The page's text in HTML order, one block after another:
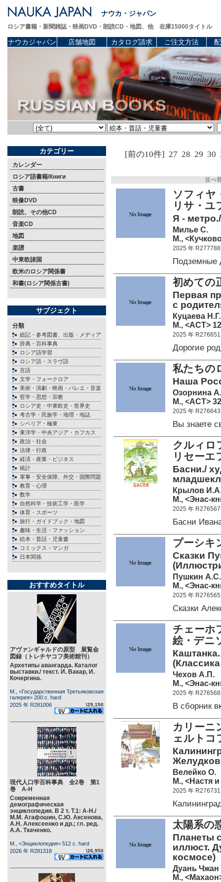
ナウカ・ジャパン
ロシア書籍・新聞雑誌・映画DVD・朗読CD・地図、他 在庫15000タイトル
ナウカジャパン 店舗地図 カタログ請求 ご注文方法
カテゴリー
カレンダー
ロシア語書籍/Книги
古書
映像DVD
朗読、その他CD
音楽CD
地図
楽譜
中東欧諸国
欧米のロシア関係書
和書(ロシア関係古書)
サブジェクト
分類
総記・参考図書、出版・メディア
辞典・百科事典
ロシア語学習
ロシア語・スラヴ語
言語
文学・フォークロア
美術・演劇・映画・バレエ・音楽
哲学・思想・宗教
ロシア史・中東欧史・世界史
考古学・民族学・地理・地誌
シベリア・極東
東洋学・中央アジア・カフカス
政治・社会
法律・行政
経済・産業・ビジネス
統計
軍事・安全保障、外交・国際問題
教育・心理
数学
自然科学・技術工学・医学
体育・スポーツ
旅行・ガイドブック・地図
趣味・生活・ファッション
絵本・昔話・児童書
コミックス・マンガ
日本関係
おすすめタイトル
アヴァンギャルドの原型 展覧会
図録（トレチヤコフ美術館刊）
Архетипы авангарда. Каталог
выставки./ текст. И. Вакар, И.
Кочергина.
М., <Государственная Третьяковская
галерея> 200 c. hard
2025 年 R281006
\29,150
現代人口学百科事典 全2巻 第1
巻 А-Н
Современная
демографическая
энциклопедия. В 2 т. Т.1: А-Н./
М.М. Агафошин, С.Ю. Аксенова,
А.Н. Алексеенко и др.; гл. ред.
А.А. Ткаченко.
М., <Энциклопедия> 512 c. hard
2026 年 R281318
\26,950
[前の10件] 27 28 29 30
並べ
ソフィ
リサ・ユ
Я -
Милье С.
М.,
2025 年 R277788
Подземные
初めての
Первая
с
Куцаева Н.Г.
М., <АСТ>
2025 年 R276651
Дорогие
私たちの
Наша
Озорнина
М., <АСТ>
2025 年 R276643
Вы знаете
クルィ
リセーエ
Басни./
Крылов
М., <Энас-
2025 年 R276567
Басни
プーシキ
Сказки
Пушкин А.С.
М., <Энас-
2025 年 R276565
Сказки
チェー
絵・デニ
Чехов А.П.
М., <Энас-
2025 年 R276568
В сборник
カリー
ェルトコ
Велейко О.
М., <Настя
2025 年 R276731
太陽系の
Планеты
иллюст.
космосе)
Дуань
М.,